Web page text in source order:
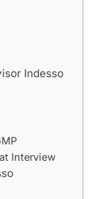
Indesso
Interview